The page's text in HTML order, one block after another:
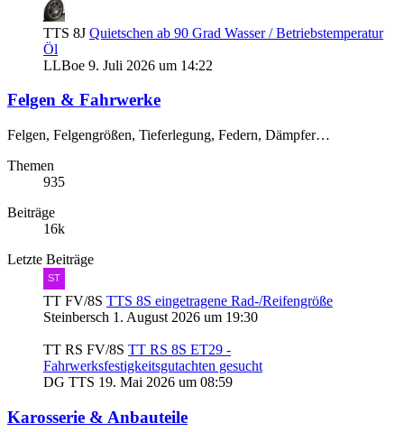
TTS 8J Quietschen ab 90 Grad Wasser / Betriebstemperatur
Öl
LLBoe 9. Juli 2026 um 14:22
Felgen & Fahrwerke
Felgen, Felgengrößen, Tieferlegung, Federn, Dämpfer…
Themen
935
Beiträge
16k
Letzte Beiträge
TT FV/8S TTS 8S eingetragene Rad-/Reifengröße
Steinbersch 1. August 2026 um 19:30
TT RS FV/8S TT RS 8S ET29 -
Fahrwerksfestigkeitsgutachten gesucht
DG TTS 19. Mai 2026 um 08:59
Karosserie & Anbauteile